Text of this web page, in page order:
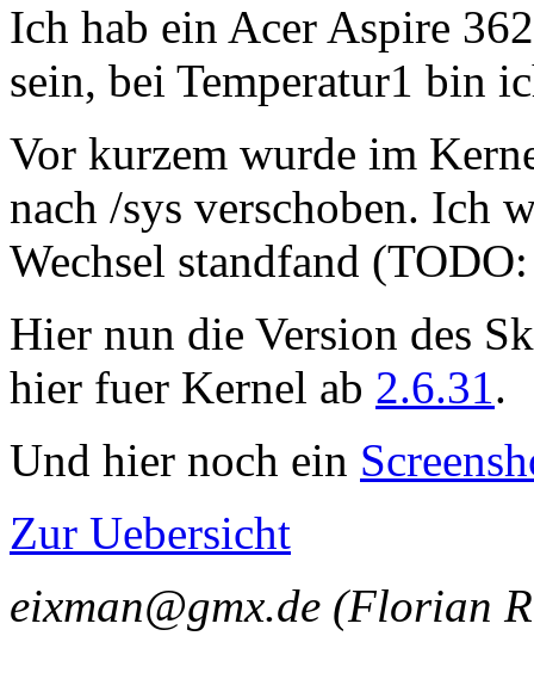
Ich hab ein Acer Aspire
sein, bei Temperatur1 bin
Vor kurzem wurde im
nach /sys verschoben. Ich
Wechsel standfand
Hier nun die Version des
hier fuer Kernel ab 2.6.31.
Und hier noch ein
Zur Uebersicht
eixman@gmx.de (Florian